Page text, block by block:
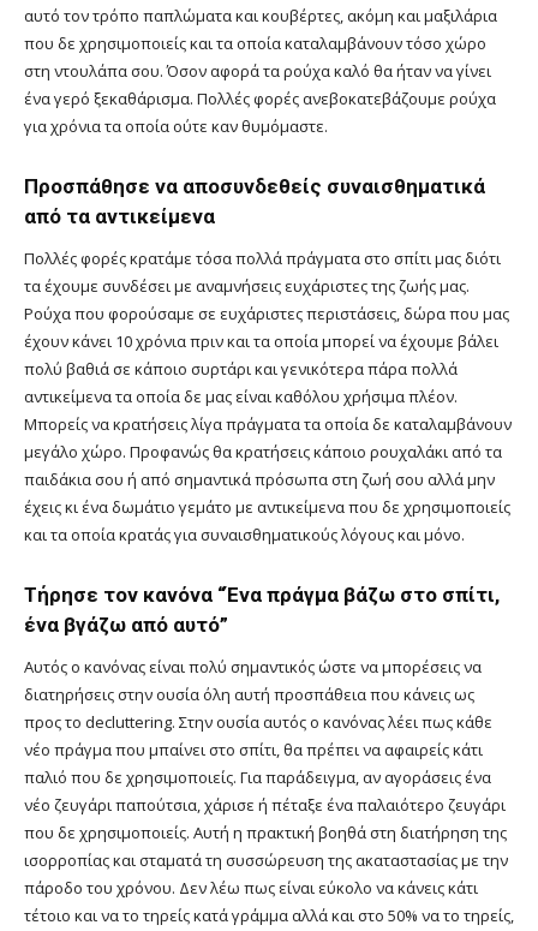
αυτό τον τρόπο παπλώματα και κουβέρτες, ακόμη και μαξιλάρια
που δε χρησιμοποιείς και τα οποία καταλαμβάνουν τόσο χώρο
στη ντουλάπα σου. Όσον αφορά τα ρούχα καλό θα ήταν να γίνει
ένα γερό ξεκαθάρισμα. Πολλές φορές ανεβοκατεβάζουμε ρούχα
για χρόνια τα οποία ούτε καν θυμόμαστε.
Προσπάθησε να αποσυνδεθείς συναισθηματικά
από τα αντικείμενα
Πολλές φορές κρατάμε τόσα πολλά πράγματα στο σπίτι μας διότι
τα έχουμε συνδέσει με αναμνήσεις ευχάριστες της ζωής μας.
Ρούχα που φορούσαμε σε ευχάριστες περιστάσεις, δώρα που μας
έχουν κάνει 10 χρόνια πριν και τα οποία μπορεί να έχουμε βάλει
πολύ βαθιά σε κάποιο συρτάρι και γενικότερα πάρα πολλά
αντικείμενα τα οποία δε μας είναι καθόλου χρήσιμα πλέον.
Μπορείς να κρατήσεις λίγα πράγματα τα οποία δε καταλαμβάνουν
μεγάλο χώρο. Προφανώς θα κρατήσεις κάποιο ρουχαλάκι από τα
παιδάκια σου ή από σημαντικά πρόσωπα στη ζωή σου αλλά μην
έχεις κι ένα δωμάτιο γεμάτο με αντικείμενα που δε χρησιμοποιείς
και τα οποία κρατάς για συναισθηματικούς λόγους και μόνο.
Τήρησε τον κανόνα “Ένα πράγμα βάζω στο σπίτι,
ένα βγάζω από αυτό”
Αυτός ο κανόνας είναι πολύ σημαντικός ώστε να μπορέσεις να
διατηρήσεις στην ουσία όλη αυτή προσπάθεια που κάνεις ως
προς το decluttering. Στην ουσία αυτός ο κανόνας λέει πως κάθε
νέο πράγμα που μπαίνει στο σπίτι, θα πρέπει να αφαιρείς κάτι
παλιό που δε χρησιμοποιείς. Για παράδειγμα, αν αγοράσεις ένα
νέο ζευγάρι παπούτσια, χάρισε ή πέταξε ένα παλαιότερο ζευγάρι
που δε χρησιμοποιείς. Αυτή η πρακτική βοηθά στη διατήρηση της
ισορροπίας και σταματά τη συσσώρευση της ακαταστασίας με την
πάροδο του χρόνου. Δεν λέω πως είναι εύκολο να κάνεις κάτι
τέτοιο και να το τηρείς κατά γράμμα αλλά και στο 50% να το τηρείς,